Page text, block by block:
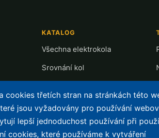
KATALOG
Všechna elektrokola
Srovnání kol
Přehled motorů
cookies třetích stran na stránkách této
jsou vyžadovány pro používání
lepší jednoduchost používání při
cookies, které používáme k vytváření